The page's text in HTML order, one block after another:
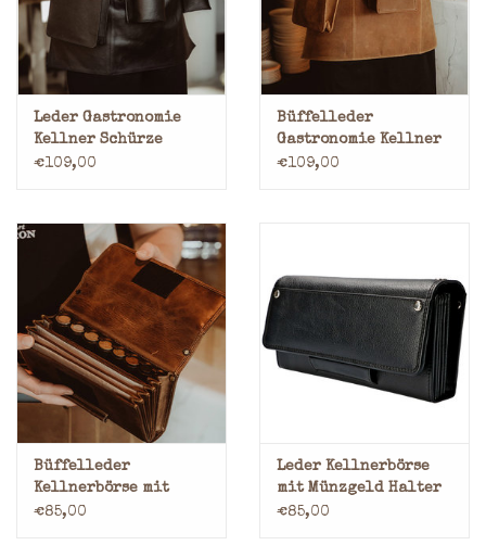
Leder Gastronomie
Kellner Schürze
€109,00
Büffelleder
Gastronomie Kellner
Schürze
€109,00
Büffelleder
Kellnerbörse mit
Münzgeld Halter
€85,00
Leder Kellnerbörse
mit Münzgeld Halter
€85,00